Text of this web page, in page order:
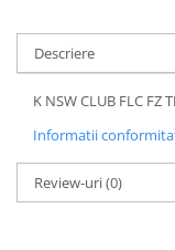
Descriere
K NSW CLUB FLC FZ
Informatii
Review-uri(0)